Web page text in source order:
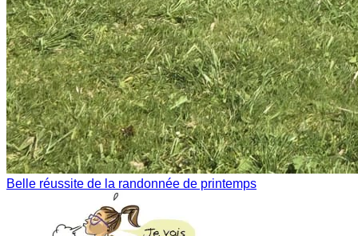
Belle réussite de la randonnée de printemps